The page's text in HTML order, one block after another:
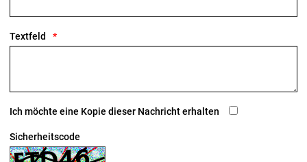
Textfeld
Ich möchte eine Kopie dieser Nachricht erhalten
Sicherheitscode